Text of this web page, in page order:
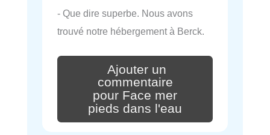
- Que dire superbe. Nous avons
trouvé notre hébergement à Berck.
Ajouter un
commentaire
pour Face mer
pieds dans l'eau